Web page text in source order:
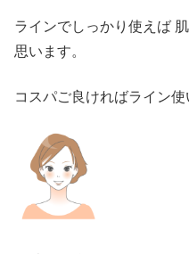
ラインでしっかり使えば
思います。
コスパご良ければライン使